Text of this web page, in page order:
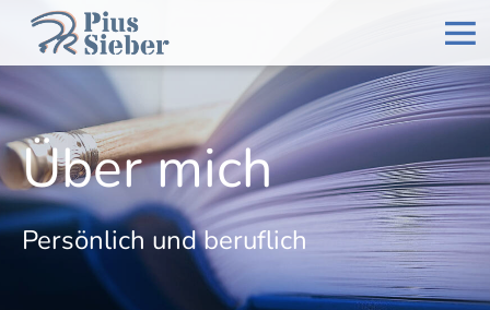
Über mich
Persönlich und beruflich